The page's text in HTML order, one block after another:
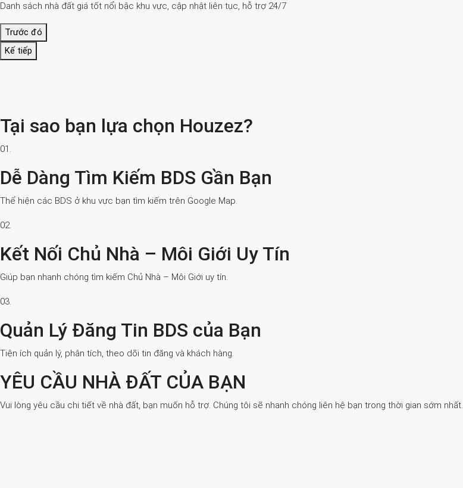
Danh sách nhà đất giá tốt nổi bậc khu vực, cập nhật liên tục, hỗ trợ 24/7
Trước đó
Kế tiếp
Tại sao bạn lựa chọn Houzez?
01.
Dễ Dàng Tìm Kiếm BDS Gần Bạn
Thể hiện các BDS ở khu vực bạn tìm kiếm trên Google Map.
02.
Kết Nối Chủ Nhà – Môi Giới Uy Tín
Giúp bạn nhanh chóng tìm kiếm Chủ Nhà – Môi Giới uy tín.
03.
Quản Lý Đăng Tin BDS của Bạn
Tiện ích quản lý, phân tích, theo dõi tin đăng và khách hàng.
YÊU CẦU NHÀ ĐẤT CỦA BẠN
Vui lòng yêu cầu chi tiết về nhà đất, bạn muốn hỗ trợ. Chúng tôi sẽ nhanh chóng liên hệ bạn trong thời gian sớm nhất.